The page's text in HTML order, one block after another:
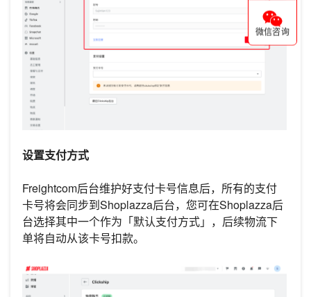
设置支付方式
Freightcom后台维护好支付卡号信息后，所有的支付
卡号将会同步到Shoplazza后台，您可在Shoplazza后
台选择其中一个作为「默认支付方式」，后续物流下
单将自动从该卡号扣款。
微信咨询